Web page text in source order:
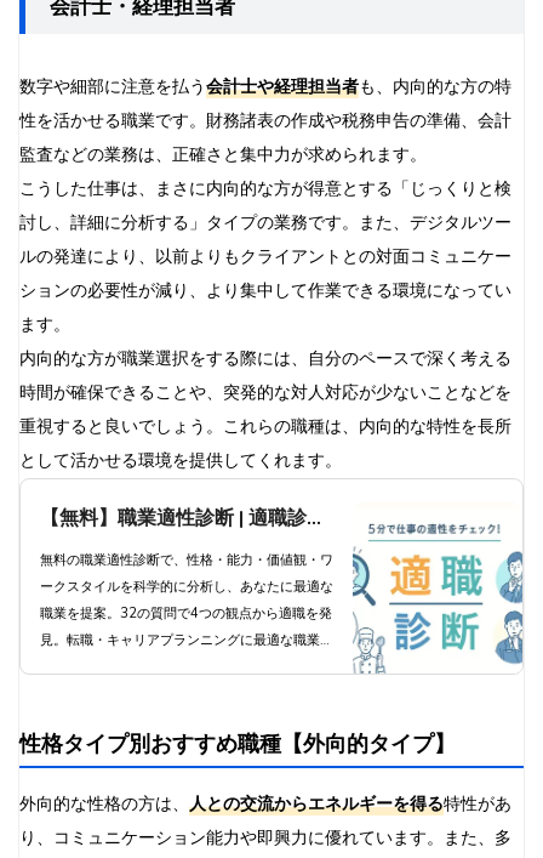
会計士・経理担当者
数字や細部に注意を払う会計士や経理担当者も、内向的な方の特
性を活かせる職業です。財務諸表の作成や税務申告の準備、会計
監査などの業務は、正確さと集中力が求められます。
こうした仕事は、まさに内向的な方が得意とする「じっくりと検
討し、詳細に分析する」タイプの業務です。また、デジタルツー
ルの発達により、以前よりもクライアントとの対面コミュニケー
ションの必要性が減り、より集中して作業できる環境になってい
ます。
内向的な方が職業選択をする際には、自分のペースで深く考える
時間が確保できることや、突発的な対人対応が少ないことなどを
重視すると良いでしょう。これらの職種は、内向的な特性を長所
として活かせる環境を提供してくれます。
【無料】職業適性診断 | 適職診断
で科学的分析と職業提案
無料の職業適性診断で、性格・能力・価値観・ワ
ークスタイルを科学的に分析し、あなたに最適な
職業を提案。32の質問で4つの観点から適職を発
見。転職・キャリアプランニングに最適な職業診
性格タイプ別おすすめ職種【外向的タイプ】
外向的な性格の方は、 人との交流からエネルギーを得る特性があ
り、コミュニケーション能力や即興力に優れています。また、多